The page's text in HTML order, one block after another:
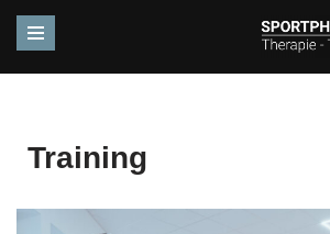
Training